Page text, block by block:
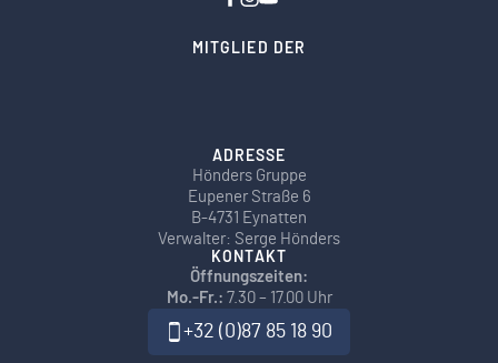
MITGLIED DER
ADRESSE
Hönders Gruppe
Eupener Straße 6
B-4731 Eynatten
Verwalter: Serge Hönders
KONTAKT
Öffnungszeiten:
Mo.-Fr.: 7.30 – 17.00 Uhr
+32 (0)87 85 18 90